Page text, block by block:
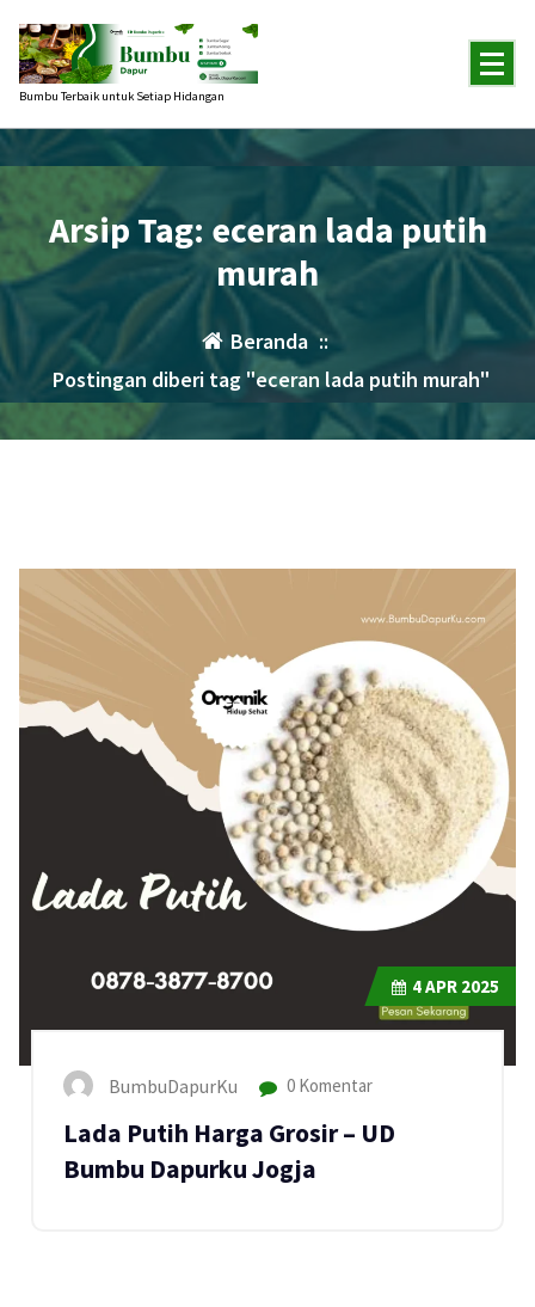
konten
Bumbu Terbaik untuk Setiap Hidangan
Arsip Tag: eceran lada putih
murah
Beranda ::
Postingan diberi tag "eceran lada putih murah"
4APR 2025
BumbuDapurKu 0 Komentar
Lada Putih Harga Grosir – UD
Bumbu Dapurku Jogja